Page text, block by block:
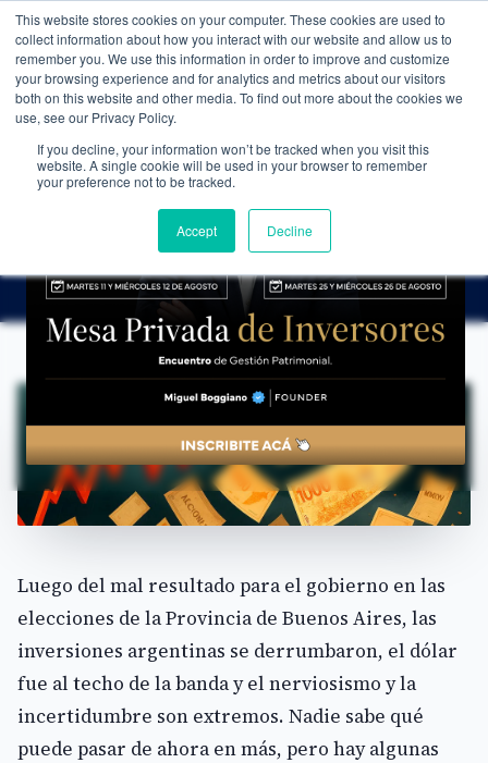
This website stores cookies on your computer. These cookies are used to
collect information about how you interact with our website and allow us to
remember you. We use this information in order to improve and customize
your browsing experience and for analytics and metrics about our visitors
both on this website and other media. To find out more about the cookies we
use, see our Privacy Policy.
If you decline, your information won’t be tracked when you visit this
website. A single cookie will be used in your browser to remember
your preference not to be tracked.
Accept Decline
WEALTH MANAGEMENT CDI MEMBRESÍA
NOTICIAS →
LA MIRADA DE NUESTROS EXPERTOS
Qué podemos aprender del derrumbe de
las inversiones argentinas
Luego del mal resultado para el gobierno en las
elecciones de la Provincia de Buenos Aires, las
inversiones argentinas se derrumbaron, el dólar
fue al techo de la banda y el nerviosismo y la
incertidumbre son extremos. Nadie sabe qué
puede pasar de ahora en más, pero hay algunas